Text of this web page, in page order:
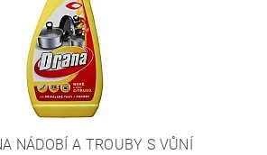
NÁDOBÍ A TROUBY S VŮNÍ